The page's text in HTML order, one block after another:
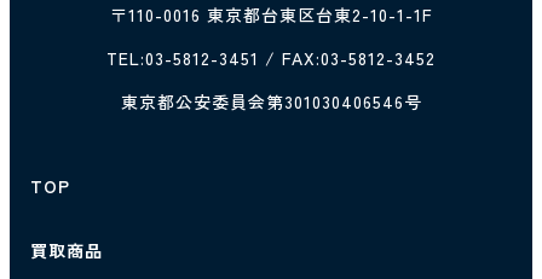
〒110-0016 東京都台東区台東2-10-1-1F
TEL:03-5812-3451 / FAX:03-5812-3452
東京都公安委員会第301030406546号
TOP
買取商品